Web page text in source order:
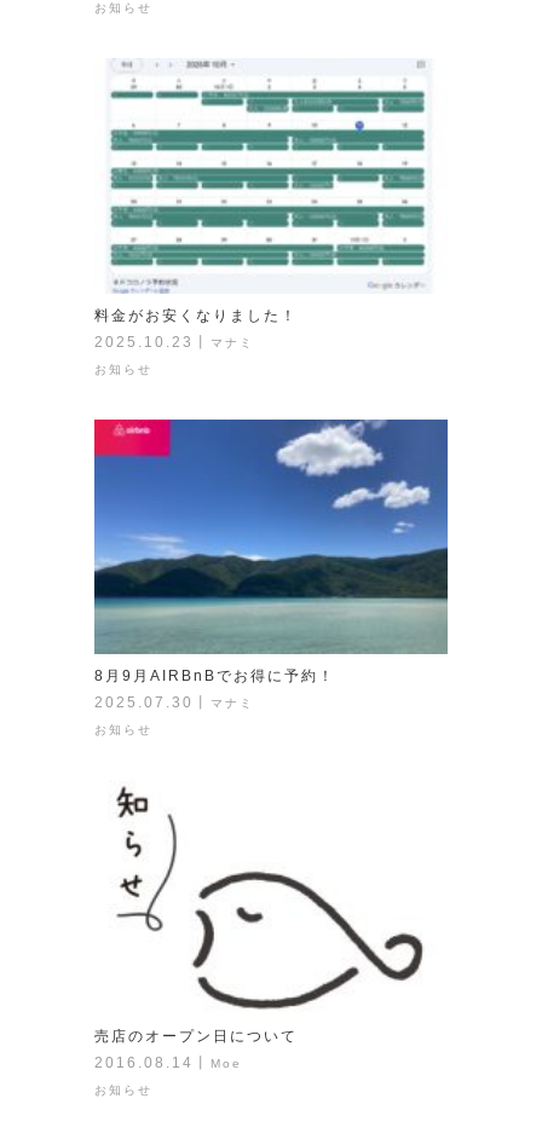
お知らせ
料金がお安くなりました！
2025.10.23
マナミ
お知らせ
8月9月AIRBnBでお得に予約！
2025.07.30
マナミ
お知らせ
売店のオープン日について
2016.08.14
Moe
お知らせ